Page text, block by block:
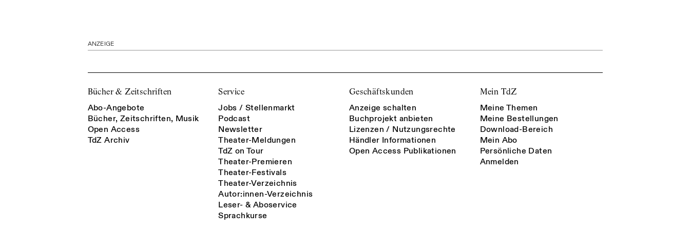
ANZEIGE
Bücher & Zeitschriften
Abo-Angebote
Bücher, Zeitschriften, Musik
Open Access
TdZ Archiv
Service
Jobs / Stellenmarkt
Podcast
Newsletter
Theater-Meldungen
TdZ on Tour
Theater-Premieren
Theater-Festivals
Theater-Verzeichnis
Autor:innen-Verzeichnis
Leser- & Aboservice
Sprachkurse
Geschäftskunden
Anzeige schalten
Buchprojekt anbieten
Lizenzen / Nutzungsrechte
Händler Informationen
Open Access Publikationen
Mein TdZ
Meine Themen
Meine Bestellungen
Download-Bereich
Mein Abo
Persönliche Daten
Anmelden